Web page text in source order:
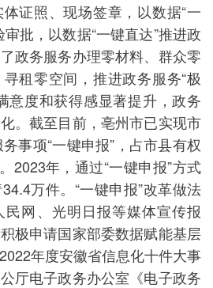
证照、现场签章，以数据“一
批，以数据“一键直达”推进政
政务服务办理零材料、群众零
租零空间，推进政务服务“极
意度和获得感显著提升，政务
。截至目前，亳州市已实现市
事项“一键申报”，占市县有权
2023年，通过“一键申报”方式
万件。“一键申报”改革做法
网、光明日报等媒体宣传报
极申请国家部委数据赋能基层
年度安徽省信息化十件大事
厅电子政务办公室《电子政务